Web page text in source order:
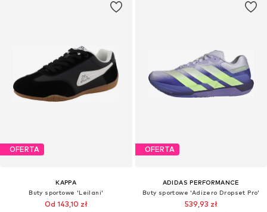
OFERTA
KAPPA
Buty sportowe 'Leilani'
Od 143,10 zł
OFERTA
ADIDAS PERFORMANCE
Buty sportowe 'Adizero Dropset Pro'
539,93 zł